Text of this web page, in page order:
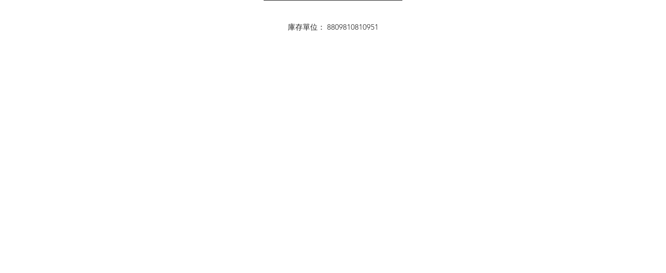
庫存單位： 8809810810951